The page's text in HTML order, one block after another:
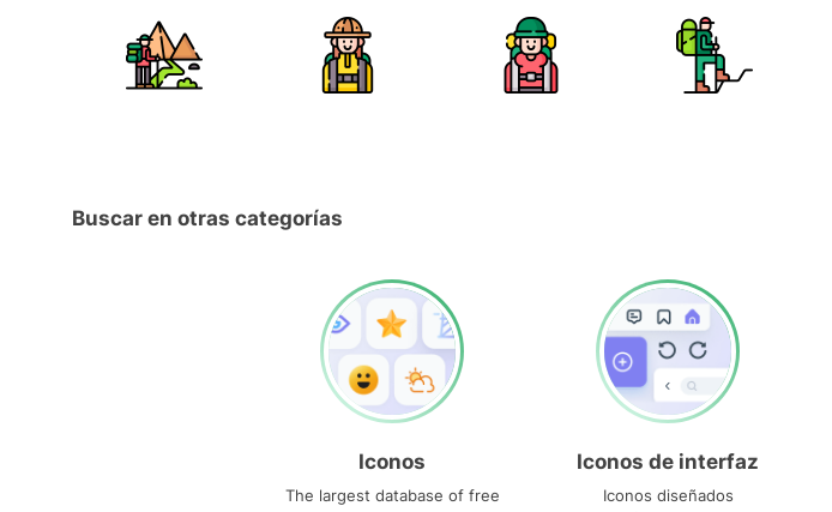
Buscar en otras categorías
Iconos
The largest database of free
Iconos de interfaz
Iconos diseñados